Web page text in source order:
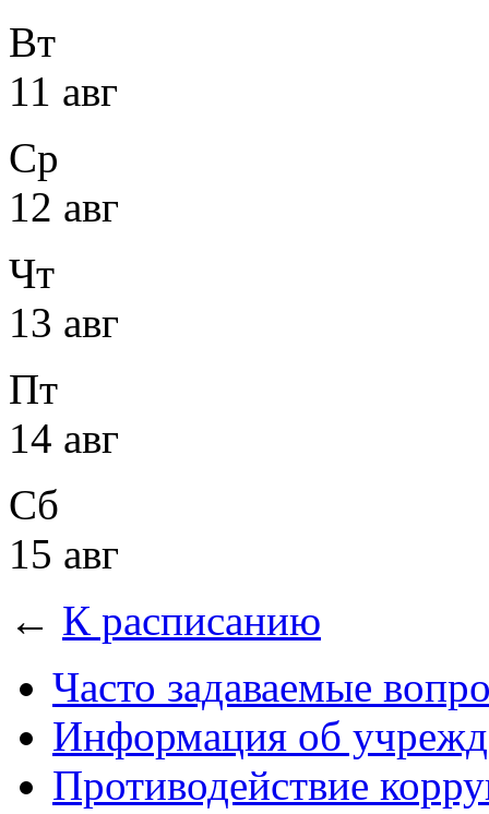
Вт
11 авг
Ср
12 авг
Чт
13 авг
Пт
14 авг
Сб
15 авг
← К расписанию
Часто задаваемые
Информация об
Противодействие